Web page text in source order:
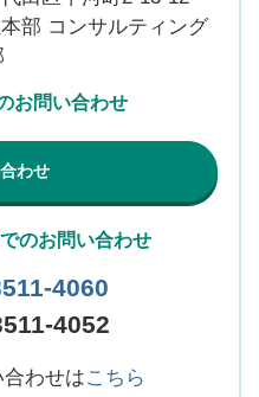
部 コンサルティング
お問い合わせ
わせ
のお問い合わせ
4060
4052
わせはこちら